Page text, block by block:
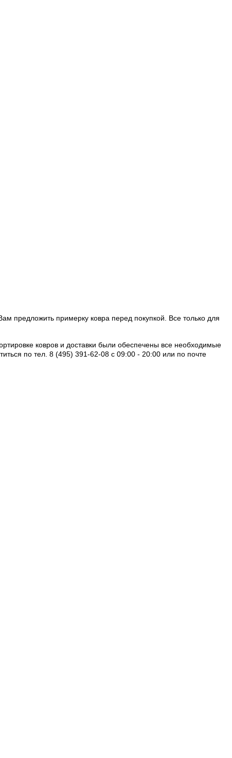
предложить примерку ковра перед покупкой. Все только для
ковров и доставки были обеспечены все необходимые
по тел. 8 (495) 391-62-08 c 09:00 - 20:00 или по почте